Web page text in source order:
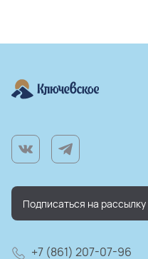
+7 (861) 207-07-96